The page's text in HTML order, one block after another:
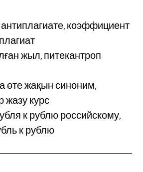
антиплагиате, коэффициент
жыл, питекантроп
өте жақын синоним,
жазу курс
к рублю российскому,
к рублю